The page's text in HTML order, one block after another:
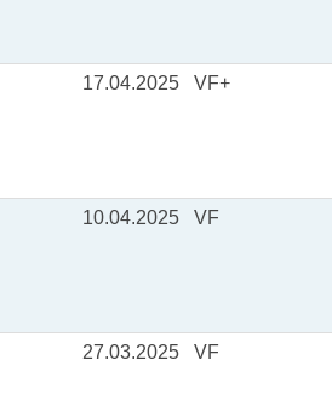
17.04.2025 VF+
10.04.2025 VF
27.03.2025 VF